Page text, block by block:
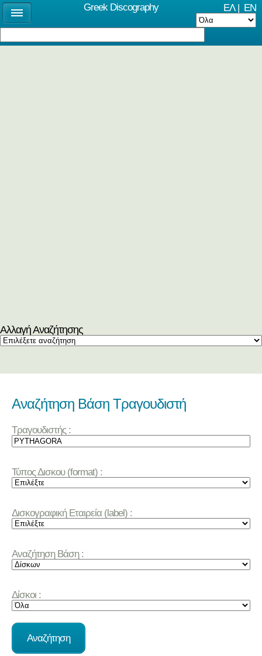
ΕΛ| EN
Αλλαγή Αναζήτησης
Αναζήτηση Βάση Τραγουδιστή
Τραγουδιστής :
Τύπος Δισκου (format) :
Δισκογραφική Εταιρεία (label) :
Αναζήτηση Βάση :
Δίσκοι :
Greek Discography